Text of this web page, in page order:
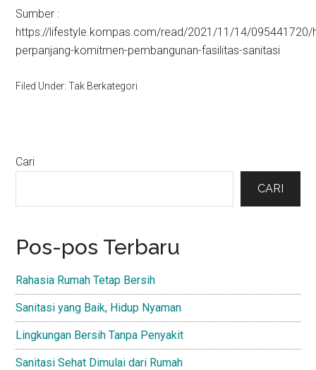
Sumber :
https://lifestyle.kompas.com/read/2021/11/14/095441720/
perpanjang-komitmen-pembangunan-fasilitas-sanitasi
Filed Under: Tak Berkategori
Primary
Cari
CARI
Pos-pos Terbaru
Rahasia Rumah Tetap Bersih
Sanitasi yang Baik, Hidup Nyaman
Lingkungan Bersih Tanpa Penyakit
Sanitasi Sehat Dimulai dari Rumah